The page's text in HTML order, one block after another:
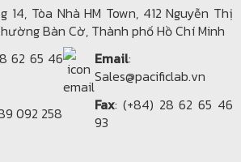
14, Tòa Nhà HM Town, 412 Nguyễn Thị
Bàn Cờ, Thành phố Hồ Chí Minh
62 65 46
Email:
Sales@pacificlab.vn
092 258 Fax: (+84) 28 62 65 46
93